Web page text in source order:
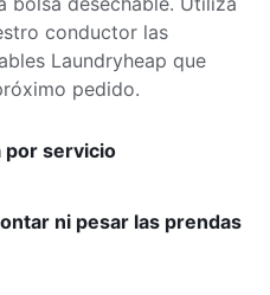
conductor las
Laundryheap que
pedido.
por servicio
ni pesar las prendas